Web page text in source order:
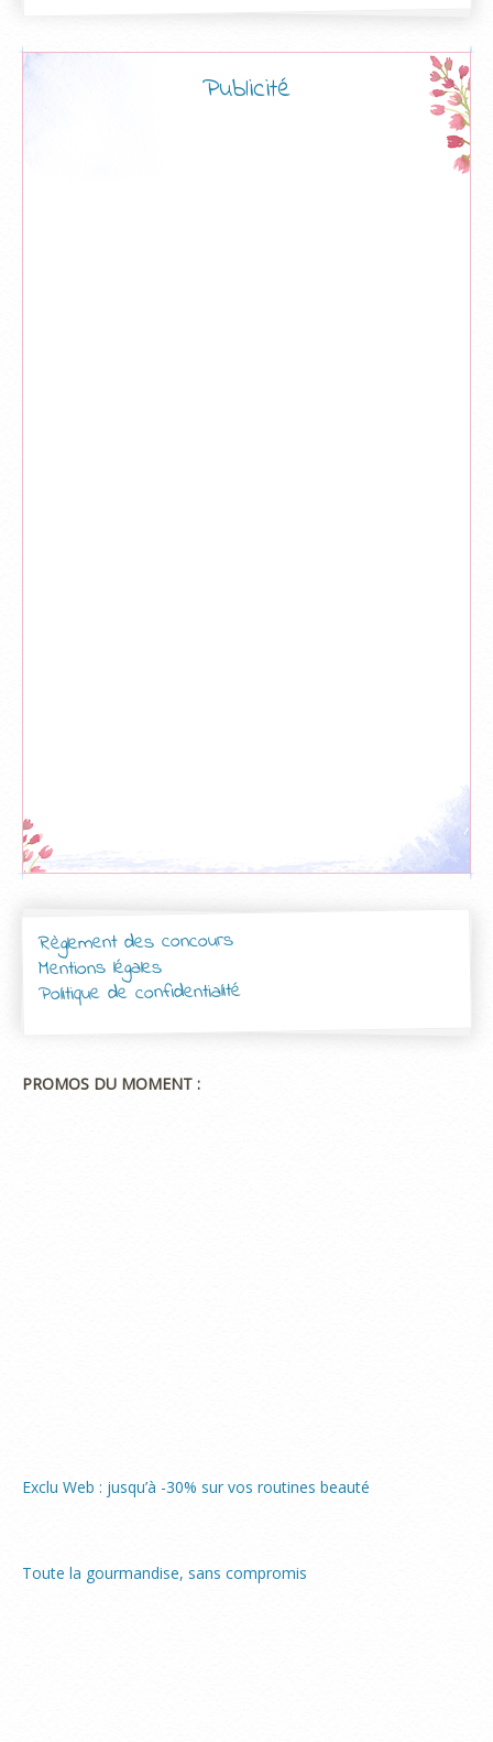
Publicité
Règlement des concours
Mentions légales
Politique de confidentialité
PROMOS DU MOMENT :
Exclu Web : jusqu’à -30% sur vos routines beauté
Toute la gourmandise, sans compromis